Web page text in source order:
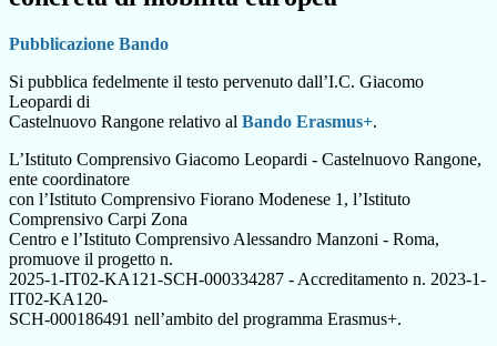
Pubblicazione Bando
Si pubblica fedelmente il testo pervenuto dall’I.C. Giacomo
Leopardi di
Castelnuovo Rangone relativo al Bando Erasmus+.
L’Istituto Comprensivo Giacomo Leopardi - Castelnuovo Rangone,
ente coordinatore
con l’Istituto Comprensivo Fiorano Modenese 1, l’Istituto
Comprensivo Carpi Zona
Centro e l’Istituto Comprensivo Alessandro Manzoni - Roma,
promuove il progetto n.
2025-1-IT02-KA121-SCH-000334287 - Accreditamento n. 2023-1-
IT02-KA120-
SCH-000186491 nell’ambito del programma Erasmus+.